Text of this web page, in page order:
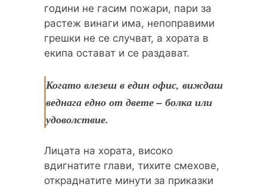
години не гасим пожари, пари за
растеж винаги има, непоправими
грешки не се случват, а хората в
екипа остават и се раздават.
Когато влезеш в един офис, виждаш
веднага едно от двете – болка или
удоволствие.
Лицата на хората, високо
вдигнатите глави, тихите смехове,
откраднатите минути за приказки